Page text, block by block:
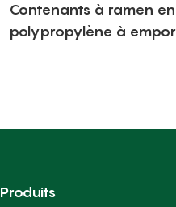
Contenants à ramen en
polypropylène à
Produits